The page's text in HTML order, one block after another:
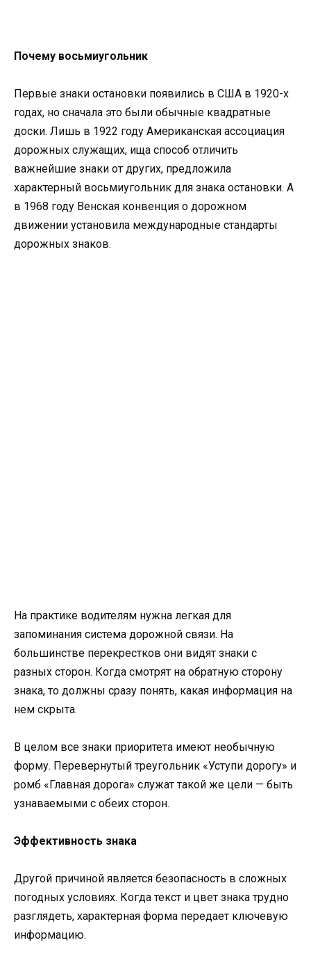
Почему восьмиугольник
Первые знаки остановки появились в США в 1920-х
годах, но сначала это были обычные квадратные
доски. Лишь в 1922 году Американская ассоциация
дорожных служащих, ища способ отличить
важнейшие знаки от других, предложила
характерный восьмиугольник для знака остановки. А
в 1968 году Венская конвенция о дорожном
движении установила международные стандарты
дорожных знаков.
На практике водителям нужна легкая для
запоминания система дорожной связи. На
большинстве перекрестков они видят знаки с
разных сторон. Когда смотрят на обратную сторону
знака, то должны сразу понять, какая информация на
нем скрыта.
В целом все знаки приоритета имеют необычную
форму. Перевернутый треугольник «Уступи дорогу» и
ромб «Главная дорога» служат такой же цели — быть
узнаваемыми с обеих сторон.
Эффективность знака
Другой причиной является безопасность в сложных
погодных условиях. Когда текст и цвет знака трудно
разглядеть, характерная форма передает ключевую
информацию.